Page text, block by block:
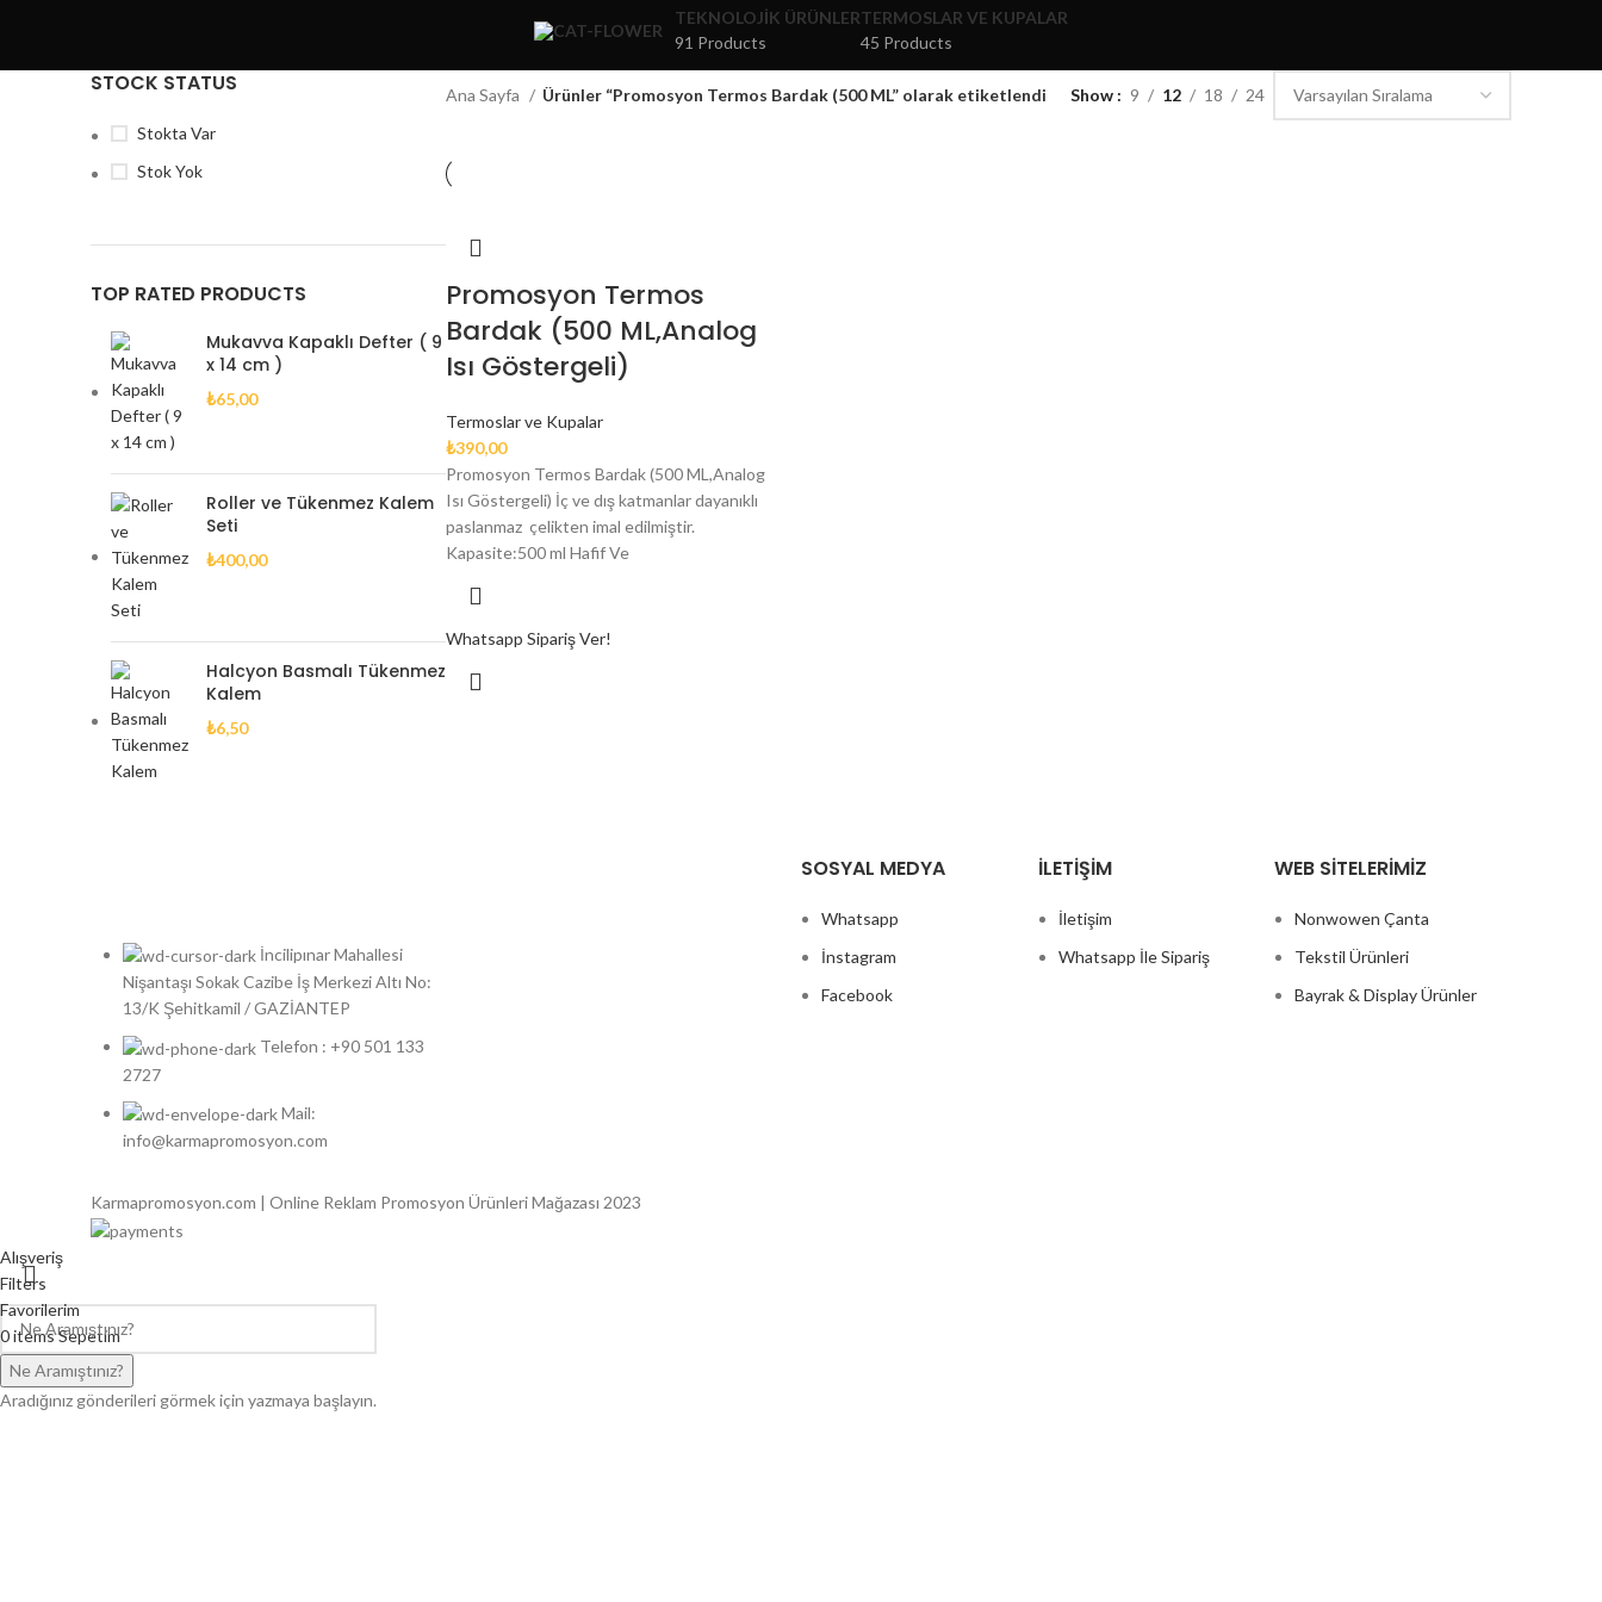
TEKNOLOJIK ÜRÜNLER
91 Products
TERMOSLAR VE KUPALAR
45 Products
STOCK STATUS
Stokta Var
Stok Yok
TOP RATED PRODUCTS
Mukavva Kapaklı Defter ( 9
x 14 cm )
₺65,00
Roller ve Tükenmez Kalem
Seti
₺400,00
Halcyon Basmalı Tükenmez
Kalem
₺6,50
Ana Sayfa Ürünler “Promosyon Termos Bardak (500 ML” olarak etiketlendi Show 9 12 18 24
Promosyon Termos
Bardak (500 ML,Analog
Isı Göstergeli)
Termoslar ve Kupalar
₺390,00
Promosyon Termos Bardak (500 ML,Analog
Isı Göstergeli) İç ve dış katmanlar dayanıklı
paslanmaz çelikten imal edilmiştir.
Kapasite:500 ml Hafif Ve
Whatsapp Sipariş Ver!
İncilipınar Mahallesi
Nişantaşı Sokak Cazibe İş Merkezi Altı No:
13/K Şehitkamil / GAZİANTEP
Telefon : +90 501 133
2727
Mail:
info@karmapromosyon.com
SOSYAL MEDYA
Whatsapp
İnstagram
Facebook
İLETIŞIM
İletişim
Whatsapp İle Sipariş
WEB SITELERIMIZ
Nonwowen Çanta
Tekstil Ürünleri
Bayrak & Display Ürünler
Karmapromosyon.com | Online Reklam Promosyon Ürünleri Mağazası 2023
Ne Aramıştınız?
Aradığınız gönderileri görmek için yazmaya başlayın.
Alışveriş
Filters
Favorilerim
0itemsSepetim
Hesabım